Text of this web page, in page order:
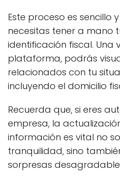
Este proceso es sencillo
necesitas tener a mano
identificación fiscal. Una
plataforma, podrás
relacionados con tu
incluyendo el domicilio
Recuerda que, si eres
empresa, la
información es vital no
tranquilidad, sino
sorpresas